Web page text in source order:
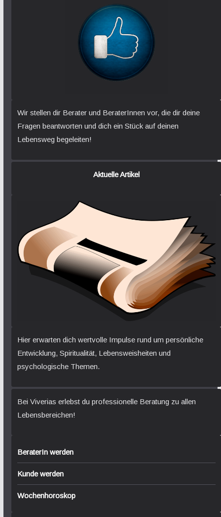
Wir stellen dir Berater und BeraterInnen vor, die dir deine
Fragen beantworten und dich ein Stück auf deinen
Lebensweg begeleiten!
Aktuelle Artikel
Hier erwarten dich wertvolle Impulse rund um persönliche
Entwicklung, Spiritualität, Lebensweisheiten und
psychologische Themen.
Bei Viverias erlebst du professionelle Beratung zu allen
Lebensbereichen!
BeraterIn werden
Kunde werden
Wochenhoroskop